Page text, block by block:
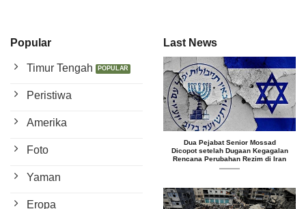
Popular
Timur Tengah
Peristiwa
Amerika
Foto
Yaman
Eropa
Last News
Dua Pejabat Senior Mossad
Dicopot setelah Dugaan Kegagalan
Rencana Perubahan Rezim di Iran